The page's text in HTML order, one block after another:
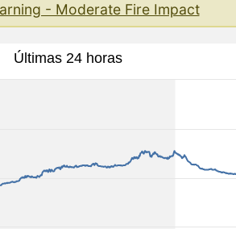
- Moderate Fire Impact
Últimas 24 horas